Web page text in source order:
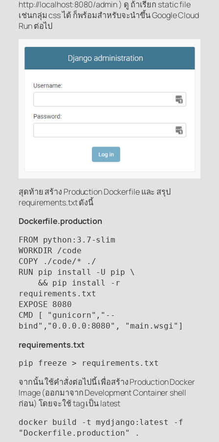
http://localhost:8080/admin ) ดู ถ้าเรียก static file
เช่นกลุ่ม css ได้ ก็พร้อมสำหรับจะนำขึ้น Google Cloud
Run ต่อไป
สุดท้าย สร้าง Production Dockerfile และ สรุป
requirements.txt ดังนี้
Dockerfile.production
FROM python:3.7-slim
WORKDIR /code
COPY ./code/* ./
RUN pip install -U pip \
requirements.txt
EXPOSE 8080
CMD [ "gunicorn","--
bind","0.0.0.0:8080", "main.wsgi"]
requirements.txt
pip freeze > requirements.txt
จากนั้น ใช้คำสั่งต่อไปนี้ เพื่อสร้าง Production Docker
Image (ออกมาจาก Development Container shell
ก่อน) โดยจะใช้ tag เป็น latest
docker build -t mydjango:latest -f
"Dockerfile.production" .